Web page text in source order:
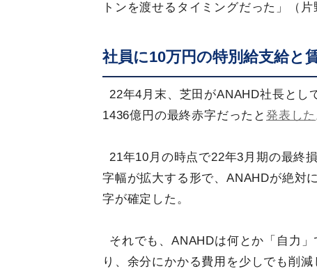
トンを渡せるタイミングだった」（片
社員に10万円の特別給支給と
22年4月末、芝田がANAHD社長とし
1436億円の最終赤字だったと 発表した
21年10月の時点で22年3月期の最終
字幅が拡大する形で、ANAHDが絶対
字が確定した。
それでも、ANAHDは何とか「自力
り、余分にかかる費用を少しでも削